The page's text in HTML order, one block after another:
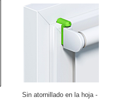
Sin atornillado en la hoja -